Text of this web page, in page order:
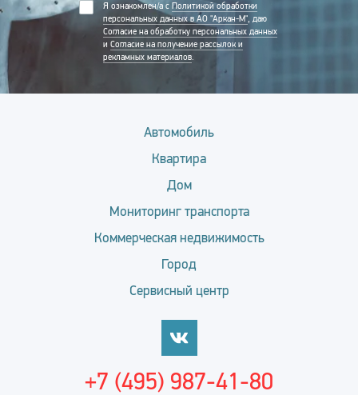
Я ознакомлен/а с Политикой обработки
персональных данных в АО "Аркан-М", даю
Согласие на обработку персональных данных
и Согласие на получение рассылок и
рекламных материалов.
Автомобиль
Квартира
Дом
Мониторинг транспорта
Коммерческая недвижимость
Город
Сервисный центр
+7 (495) 987-41-80